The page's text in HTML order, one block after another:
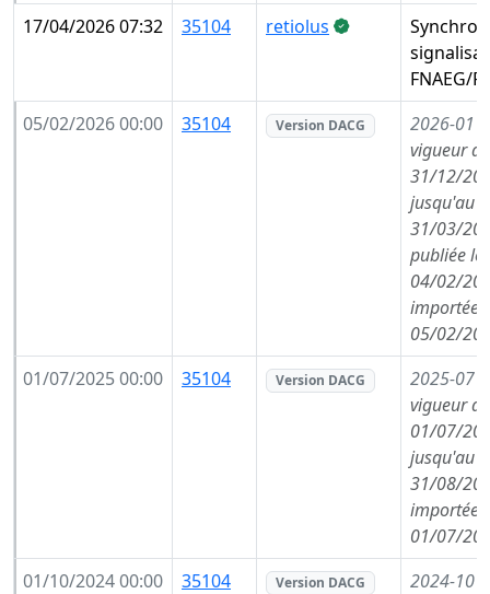
17/04/2026 07:32
35104 retiolus
FNAEG/
05/02/2026 00:00
35104 Version DACG 2026-01
vigueur
31/12/
jusqu'au
31/03/
publiée le
04/02/
importée
05/02/
01/07/2025 00:00
35104 Version DACG 2025-07
vigueur
01/07/
jusqu'au
31/08/
importée
01/07/
01/10/2024 00:00
35104 Version DACG 2024-10